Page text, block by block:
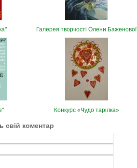
Галерея творчості Олени Баженової
Конкурс «Чудо тарілка»
свій коментар